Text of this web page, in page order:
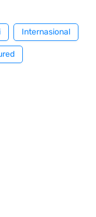
Internasional